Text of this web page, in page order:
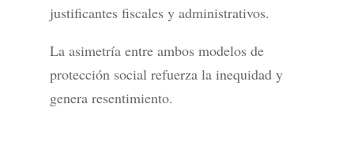
justificantes fiscales y administrativos.
La asimetría entre ambos modelos de
protección social refuerza la inequidad y
genera resentimiento.